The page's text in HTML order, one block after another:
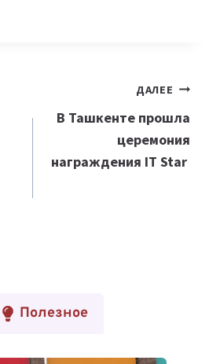
ДАЛЕЕ
В Ташкенте прошла
церемония
награждения IT Star
Полезное